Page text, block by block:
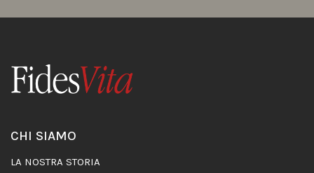
CHI SIAMO
LA NOSTRA STORIA